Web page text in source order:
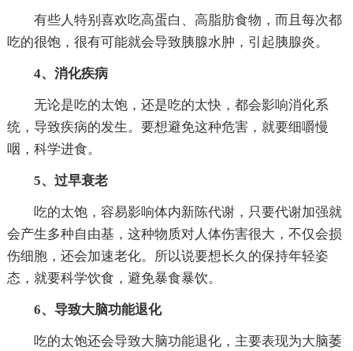
有些人特别喜欢吃高蛋白、高脂肪食物，而且每次都
吃的很饱，很有可能就会导致胰腺水肿，引起胰腺炎。
4、消化疾病
无论是吃的太饱，还是吃的太快，都会影响消化系
统，导致疾病的发生。要想避免这种危害，就要细嚼慢
咽，科学进食。
5、过早衰老
吃的太饱，容易影响体内新陈代谢，只要代谢加强就
会产生多种自由基，这种物质对人体伤害很大，不仅会损
伤细胞，还会加速老化。所以说要想长久的保持年轻姿
态，就要科学饮食，避免暴食暴饮。
6、导致大脑功能退化
吃的太饱还会导致大脑功能退化，主要表现为大脑萎